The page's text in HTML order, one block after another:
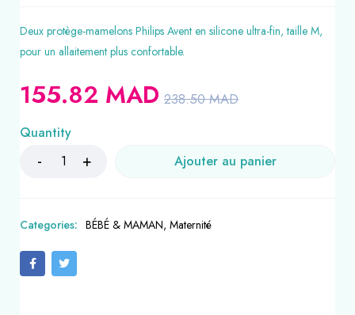
Deux protège-mamelons Philips Avent en silicone ultra-fin, taille M,
pour un allaitement plus confortable.
238.50MAD
155.82 MAD
Quantity
Ajouter au panier
Categories: BÉBÉ & MAMAN, Maternité